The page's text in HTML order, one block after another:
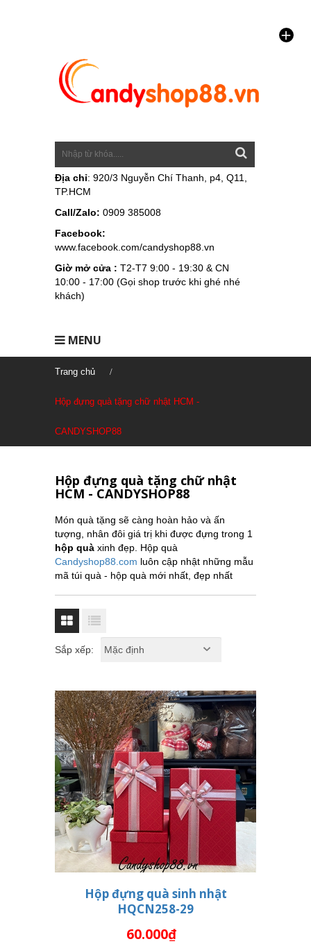
Địa chỉ: 920/3 Nguyễn Chí Thanh, p4, Q11,
TP.HCM
Call/Zalo: 0909 385008
Facebook:
www.facebook.com/candyshop88.vn
Giờ mở cửa : T2-T7 9:00 - 19:30 & CN
10:00 - 17:00 (Gọi shop trước khi ghé nhé
khách)
MENU
Trang chủ
Hộp đựng quà tặng chữ nhật HCM -
CANDYSHOP88
Hộp đựng quà tặng chữ nhật
HCM - CANDYSHOP88
Món quà tặng sẽ càng hoàn hảo và ấn
tượng, nhân đôi giá trị khi được đựng trong 1
hộp quà xinh đẹp. Hộp quà
Candyshop88.com luôn cập nhật những mẫu
mã túi quà - hộp quà mới nhất, đẹp nhất
Sắp xếp:
THÊM VÀO GIỎ HÀNG
Hộp đựng quà sinh nhật
HQCN258-29
60.000₫